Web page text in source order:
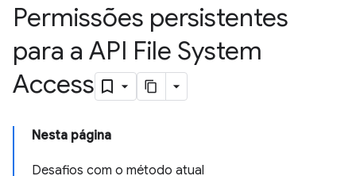
Permissões persistentes
para a API File System
Access
Nesta página
Desafios com o método atual